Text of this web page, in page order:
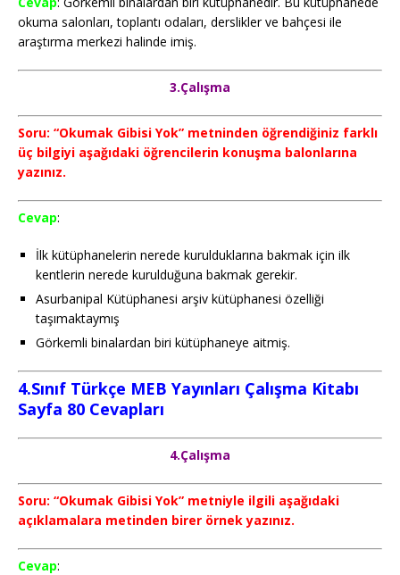
okuma salonları, toplantı odaları, derslikler ve bahçesi ile
araştırma merkezi halinde imiş.
3.Çalışma
Soru: “Okumak Gibisi Yok” metninden öğrendiğiniz farklı
üç bilgiyi aşağıdaki öğrencilerin konuşma balonlarına
yazınız.
Cevap:
İlk kütüphanelerin nerede kurulduklarına bakmak için ilk
kentlerin nerede kurulduğuna bakmak gerekir.
Asurbanipal Kütüphanesi arşiv kütüphanesi özelliği
taşımaktaymış
Görkemli binalardan biri kütüphaneye aitmiş.
4.Sınıf Türkçe MEB Yayınları Çalışma Kitabı
Sayfa 80 Cevapları
4.Çalışma
Soru: “Okumak Gibisi Yok” metniyle ilgili aşağıdaki
açıklamalara metinden birer örnek yazınız.
Cevap: